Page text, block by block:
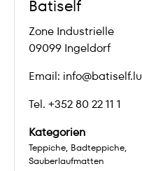
Batiself
Zone Industrielle
09099 Ingeldorf
Email: info@batiself.lu
Tel. +352 80 22 11 1
Kategorien
Teppiche Badteppiche
Sauberlaufmatten